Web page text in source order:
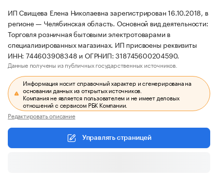
ИП Свищева Елена Николаевна зарегистрирован 16.10.2018, в
регионе — Челябинская область. Основной вид деятельности:
Торговля розничная бытовыми электротоварами в
специализированных магазинах. ИП присвоены реквизиты
ИНН: 744603908348 и ОГРНИП: 318745600204590.
Данные получены из публичных государственных источников.
Информация носит справочный характер и сгенерирована на
основании данных из открытых источников.
Компания не является пользователем и не имеет деловых
отношений с сервисом РБК Компании.
Редактировать описание
Управлять страницей